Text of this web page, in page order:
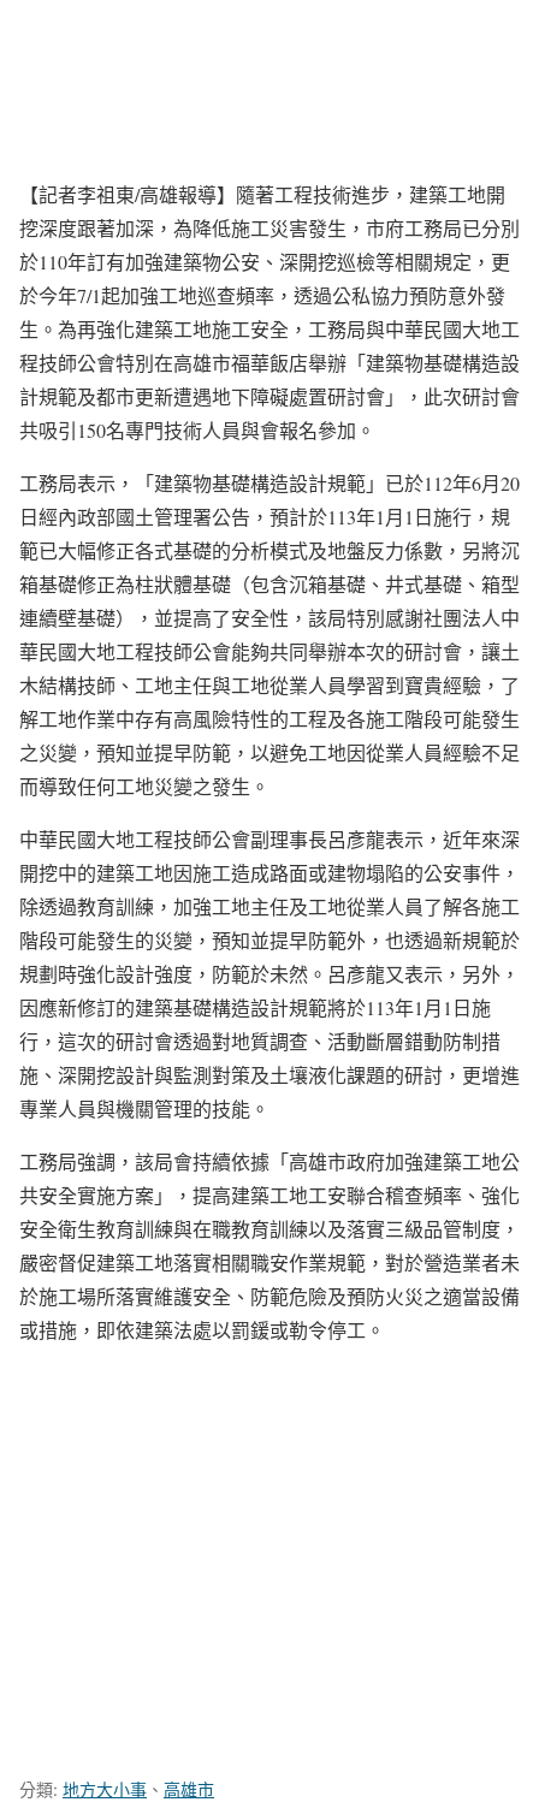
【記者李祖東/高雄報導】隨著工程技術進步，建築工地開
挖深度跟著加深，為降低施工災害發生，市府工務局已分別
於110年訂有加強建築物公安、深開挖巡檢等相關規定，更
於今年7/1起加強工地巡查頻率，透過公私協力預防意外發
生。為再強化建築工地施工安全，工務局與中華民國大地工
程技師公會特別在高雄市福華飯店舉辦「建築物基礎構造設
計規範及都市更新遭遇地下障礙處置研討會」，此次研討會
共吸引150名專門技術人員與會報名參加。
工務局表示，「建築物基礎構造設計規範」已於112年6月20
日經內政部國土管理署公告，預計於113年1月1日施行，規
範已大幅修正各式基礎的分析模式及地盤反力係數，另將沉
箱基礎修正為柱狀體基礎（包含沉箱基礎、井式基礎、箱型
連續壁基礎），並提高了安全性，該局特別感謝社團法人中
華民國大地工程技師公會能夠共同舉辦本次的研討會，讓土
木結構技師、工地主任與工地從業人員學習到寶貴經驗，了
解工地作業中存有高風險特性的工程及各施工階段可能發生
之災變，預知並提早防範，以避免工地因從業人員經驗不足
而導致任何工地災變之發生。
中華民國大地工程技師公會副理事長呂彥龍表示，近年來深
開挖中的建築工地因施工造成路面或建物塌陷的公安事件，
除透過教育訓練，加強工地主任及工地從業人員了解各施工
階段可能發生的災變，預知並提早防範外，也透過新規範於
規劃時強化設計強度，防範於未然。呂彥龍又表示，另外，
因應新修訂的建築基礎構造設計規範將於113年1月1日施
行，這次的研討會透過對地質調查、活動斷層錯動防制措
施、深開挖設計與監測對策及土壤液化課題的研討，更增進
專業人員與機關管理的技能。
工務局強調，該局會持續依據「高雄市政府加強建築工地公
共安全實施方案」，提高建築工地工安聯合稽查頻率、強化
安全衛生教育訓練與在職教育訓練以及落實三級品管制度，
嚴密督促建築工地落實相關職安作業規範，對於營造業者未
於施工場所落實維護安全、防範危險及預防火災之適當設備
或措施，即依建築法處以罰鍰或勒令停工。
分類: 地方大小事 、 高雄市